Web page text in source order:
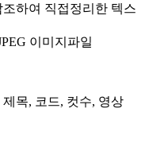
하여 직접정리한 텍스
이미지파일
목, 코드, 컷수, 영상